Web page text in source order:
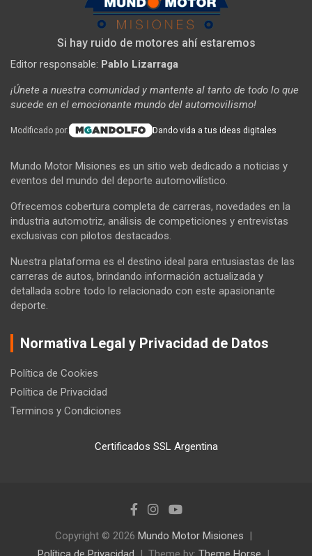
Si hay ruido de motores ahí estaremos
Editor responsable: Pablo Lizarraga
¡Únete a nuestra comunidad y mantente al tanto de todo lo que
sucede en el emocionante mundo del automovilismo!
Modificado por: Dando vida a tus ideas digitales
Mundo Motor Misiones es un sitio web dedicado a noticias y
eventos del mundo del deporte automovilístico.
Ofrecemos cobertura completa de carreras, novedades en la
industria automotriz, análisis de competiciones y entrevistas
exclusivas con pilotos destacados.
Nuestra plataforma es el destino ideal para entusiastas de las
carreras de autos, brindando información actualizada y
detallada sobre todo lo relacionado con este apasionante
deporte.
Normativa Legal y Privacidad de Datos
Política de Cookies
Política de Privacidad
Terminos y Condiciones
Certificados SSL Argentina
Copyright © 2026 Mundo Motor Misiones